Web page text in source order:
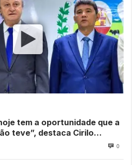
tem a oportunidade que a
teve”, destaca Cirilo
Solene
0